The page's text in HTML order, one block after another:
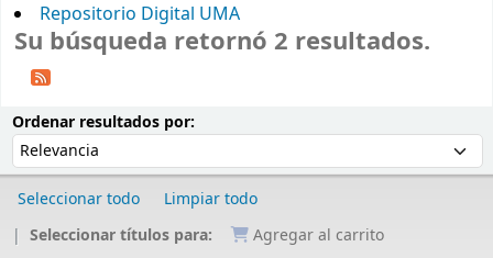
Repositorio Digital UMA
Su búsqueda retornó 2 resultados.
Ordenar resultados por:
Seleccionar todo
Limpiar todo
Seleccionar títulos para:
Agregar al carrito